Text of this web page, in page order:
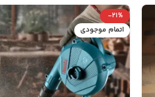
-21%
اتمام موجودی